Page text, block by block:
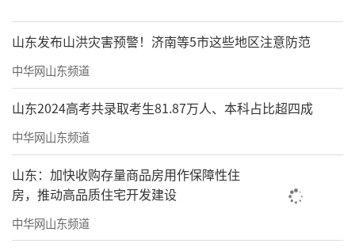
山东发布山洪灾害预警！济南等5市这些地区注意防范
中华网山东频道
山东2024高考共录取考生81.87万人、本科占比超四成
中华网山东频道
山东：加快收购存量商品房用作保障性住
房，推动高品质住宅开发建设
中华网山东频道